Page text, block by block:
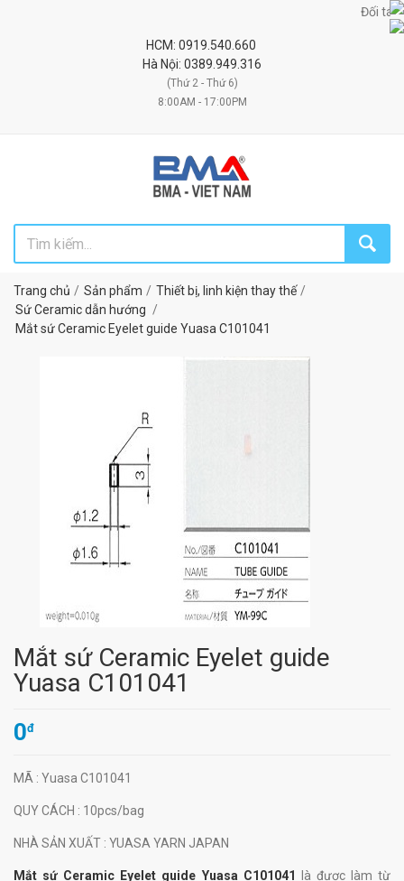
Đối tác uy
HCM: 0919.540.660
Hà Nội: 0389.949.316
(Thứ 2 - Thứ 6)
8:00AM - 17:00PM
Trang chủ Sản phẩm
Thiết bị, linh kiện thay thế
Sứ Ceramic dẫn hướng
Mắt sứ Ceramic Eyelet guide Yuasa C101041
Mắt sứ Ceramic Eyelet guide
Yuasa C101041
0đ
MÃ : Yuasa C101041
QUY CÁCH : 10pcs/bag
NHÀ SẢN XUẤT : YUASA YARN JAPAN
Mắt sứ Ceramic Eyelet guide Yuasa C101041
là được làm từ